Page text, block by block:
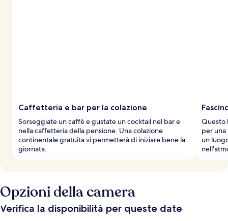
Caffetteria e bar per la colazione
Sorseggiate un caffè e gustate un cocktail nel bar e
nella caffetteria della pensione. Una colazione
continentale gratuita vi permetterà di iniziare bene la
giornata.
Questo
per una
un
Opzioni della camera
Verifica la disponibilità per queste date